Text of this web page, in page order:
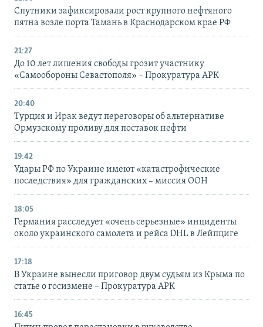
Спутники зафиксировали рост крупного нефтяного
пятна возле порта Тамань в Краснодарском крае РФ
21:27
До 10 лет лишения свободы грозит участнику
«Самообороны Севастополя» – Прокуратура АРК
20:40
Турция и Ирак ведут переговоры об альтернативе
Ормузскому проливу для поставок нефти
19:42
Удары РФ по Украине имеют «катастрофические
последствия» для гражданских – миссия ООН
18:05
Германия расследует «очень серьезные» инциденты
около украинского самолета и рейса DHL в Лейпциге
17:18
В Украине вынесли приговор двум судьям из Крыма по
статье о госизмене – Прокуратура АРК
16:45